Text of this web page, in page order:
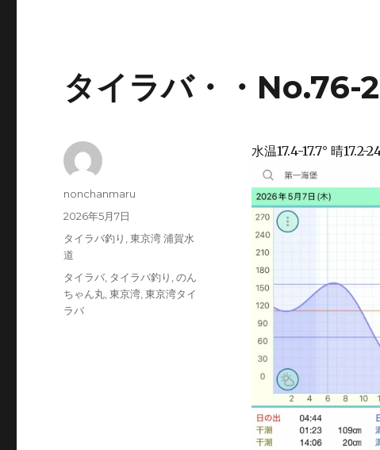
タイラバ・・No.76-
水温17.4-17.7° 晴17.2-
投
nonchanmaru
投
稿
日:
2026年5月7日
カ
テ
ゴ
ー
タイラバ釣り ,東京湾 浦賀水
道
タ
グ
タイラバ タイラバ釣り ,のん
ちゃん丸 ,東京湾 ,東京湾タイ
ラバ